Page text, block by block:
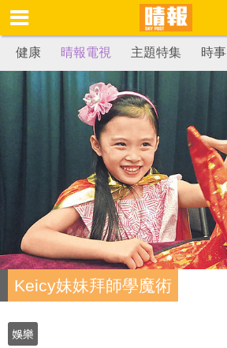
健康 晴報電視 主題特集 時事
Keicy妹妹拜師學魔術
娛樂